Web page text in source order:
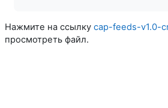
Нажмите на ссылку cap-feeds-v1.0-
просмотреть файл.